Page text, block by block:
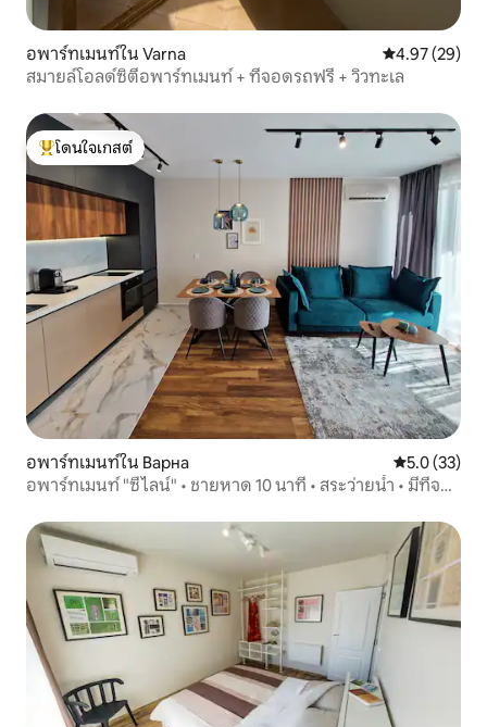
อพาร์ทเมนท์ใน Varna คะแนนเฉลี่ย
4.97 (29)
สมายล์โอลด์ซิตี้อพาร์ทเมนท์ + ที่จอดรถฟรี + วิวทะเล
โดนใจเกสต์ที่สุด
โดนใจเกสต์
อพาร์ทเมนท์ใน Варна คะแนนเฉลี่ย
5.0 (33)
อพาร์ทเมนท์ "ซีไลน์" • ชายหาด 10 นาที • สระว่ายน้ำ • มีที่จอด